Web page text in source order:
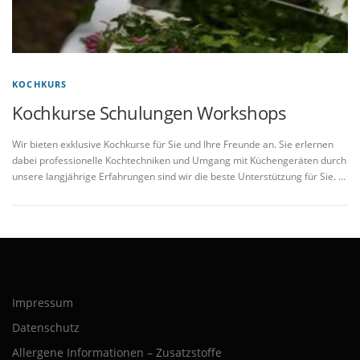
KOCHKURS
Kochkurse Schulungen Workshops
Wir bieten exklusive Kochkurse für Sie und Ihre Freunde an. Sie erlernen
dabei professionelle Kochtechniken und Umgang mit Küchengeräten durch
unsere langjährige Erfahrungen sind wir die beste Unterstützung für Sie. …
Impressum
Datenschutz
Allergene Informationen – Zusatzstoffe